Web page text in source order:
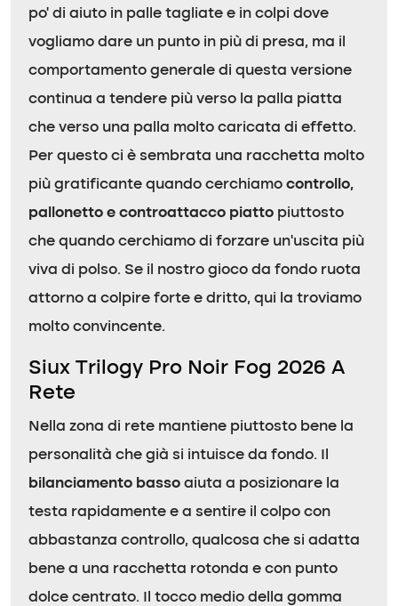
po’ di aiuto in palle tagliate e in colpi dove
vogliamo dare un punto in più di presa, ma il
comportamento generale di questa versione
continua a tendere più verso la palla piatta
che verso una palla molto caricata di effetto.
Per questo ci è sembrata una racchetta molto
più gratificante quando cerchiamo controllo,
pallonetto e controattacco piatto piuttosto
che quando cerchiamo di forzare un’uscita più
viva di polso. Se il nostro gioco da fondo ruota
attorno a colpire forte e dritto, qui la troviamo
molto convincente.
Siux Trilogy Pro Noir Fog 2026 A
Rete
Nella zona di rete mantiene piuttosto bene la
personalità che già si intuisce da fondo. Il
bilanciamento basso aiuta a posizionare la
testa rapidamente e a sentire il colpo con
abbastanza controllo, qualcosa che si adatta
bene a una racchetta rotonda e con punto
dolce centrato. Il tocco medio della gomma